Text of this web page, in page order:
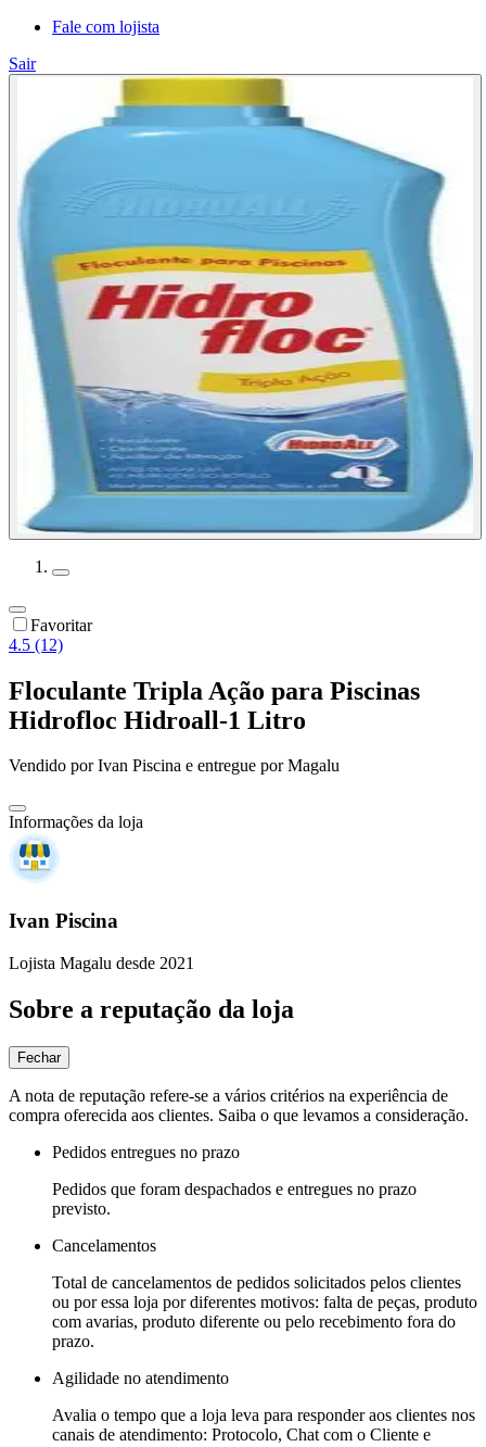
Fale com lojista
Sair
Favoritar
4.5 (12)
Floculante Tripla Ação para Piscinas
Hidrofloc Hidroall-1 Litro
Vendido porIvan Piscina e entregue por Magalu
Informações da loja
Ivan Piscina
Lojista Magalu desde 2021
Sobre a reputação da loja
Fechar
A nota de reputação refere-se a vários critérios na experiência de
compra oferecida aos clientes. Saiba o que levamos a consideração.
Pedidos entregues no prazo
Pedidos que foram despachados e entregues no prazo
previsto.
Cancelamentos
Total de cancelamentos de pedidos solicitados pelos clientes
ou por essa loja por diferentes motivos: falta de peças, produto
com avarias, produto diferente ou pelo recebimento fora do
prazo.
Agilidade no atendimento
Avalia o tempo que a loja leva para responder aos clientes nos
canais de atendimento: Protocolo, Chat com o Cliente e